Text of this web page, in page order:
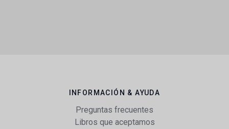
INFORMACIÓN & AYUDA
Preguntas frecuentes
Libros que aceptamos